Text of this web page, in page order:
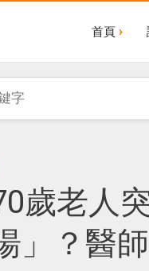
首頁
歲老人
」？醫